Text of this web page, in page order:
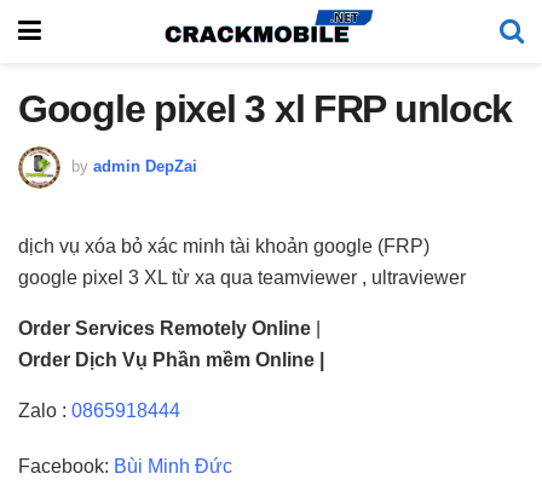
Google pixel 3 xl FRP unlock
by admin DepZai
dịch vụ xóa bỏ xác minh tài khoản google (FRP)
google pixel 3 XL từ xa qua teamviewer , ultraviewer
Order Services Remotely Online|
Order Dịch Vụ Phần mềm Online |
Zalo :0865918444
Facebook:Bùi Minh Đức